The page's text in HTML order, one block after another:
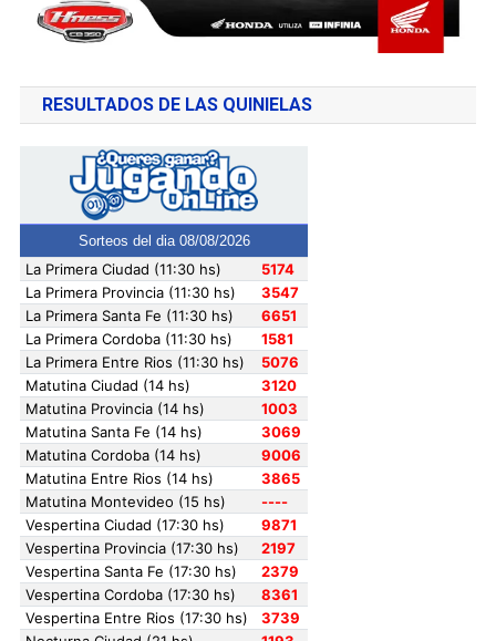
RESULTADOS DE LAS QUINIELAS